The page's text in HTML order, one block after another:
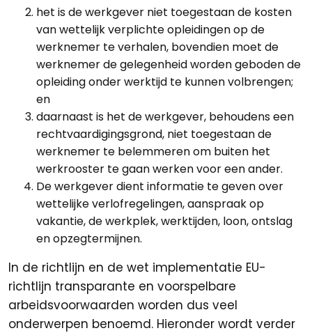
het is de werkgever niet toegestaan de kosten
van wettelijk verplichte opleidingen op de
werknemer te verhalen, bovendien moet de
werknemer de gelegenheid worden geboden de
opleiding onder werktijd te kunnen volbrengen;
en
daarnaast is het de werkgever, behoudens een
rechtvaardigingsgrond, niet toegestaan de
werknemer te belemmeren om buiten het
werkrooster te gaan werken voor een ander.
De werkgever dient informatie te geven over
wettelijke verlofregelingen, aanspraak op
vakantie, de werkplek, werktijden, loon, ontslag
en opzegtermijnen.
In de richtlijn en de wet implementatie EU-
richtlijn transparante en voorspelbare
arbeidsvoorwaarden worden dus veel
onderwerpen benoemd. Hieronder wordt verder